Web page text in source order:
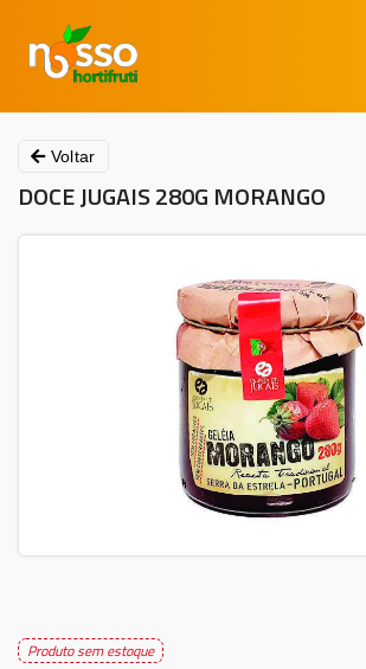
Voltar
DOCE JUGAIS 280G MORANGO
Produto sem estoque